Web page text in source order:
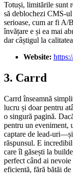
Totuși, limitările sunt
să deblochezi CMS-
serioase, cum ar fi A/
învățare e și ea mai
dar câștigul la
Website:
3. Carrd
Carrd înseamnă
lucru și doar pentru
o singură pagină.
pentru un eveniment,
captare de lead-
răspunsul. E
care îl găsești la
perfect când ai
eficientă, fără bătăi de